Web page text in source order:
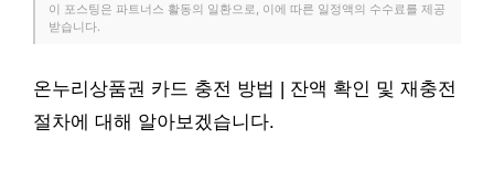
이 포스팅은 파트너스 활동의 일환으로, 이에 따른 일정액의 수수료를 제공
받습니다.
온누리상품권 카드 충전 방법 | 잔액 확인 및 재충전
절차에 대해 알아보겠습니다.